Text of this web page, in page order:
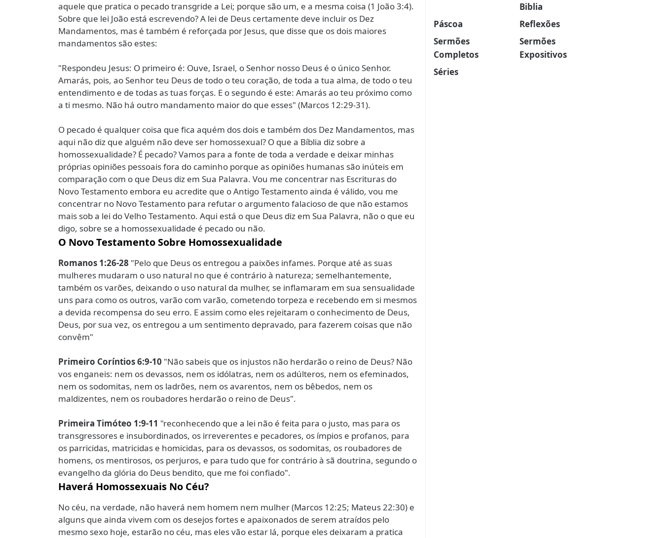
aquele que pratica o pecado transgride a Lei; porque são um, e a mesma coisa (1 João 3:4).
Sobre que lei João está escrevendo? A lei de Deus certamente deve incluir os Dez
Mandamentos, mas é também é reforçada por Jesus, que disse que os dois maiores
mandamentos são estes:
"Respondeu Jesus: O primeiro é: Ouve, Israel, o Senhor nosso Deus é o único Senhor.
Amarás, pois, ao Senhor teu Deus de todo o teu coração, de toda a tua alma, de todo o teu
entendimento e de todas as tuas forças. E o segundo é este: Amarás ao teu próximo como
a ti mesmo. Não há outro mandamento maior do que esses" (Marcos 12:29-31).
O pecado é qualquer coisa que fica aquém dos dois e também dos Dez Mandamentos, mas
aqui não diz que alguém não deve ser homossexual? O que a Bíblia diz sobre a
homossexualidade? É pecado? Vamos para a fonte de toda a verdade e deixar minhas
próprias opiniões pessoais fora do caminho porque as opiniões humanas são inúteis em
comparação com o que Deus diz em Sua Palavra. Vou me concentrar nas Escrituras do
Novo Testamento embora eu acredite que o Antigo Testamento ainda é válido, vou me
concentrar no Novo Testamento para refutar o argumento falacioso de que não estamos
mais sob a lei do Velho Testamento. Aqui está o que Deus diz em Sua Palavra, não o que eu
digo, sobre se a homossexualidade é pecado ou não.
O Novo Testamento Sobre Homossexualidade
Romanos 1:26-28 "Pelo que Deus os entregou a paixões infames. Porque até as suas
mulheres mudaram o uso natural no que é contrário à natureza; semelhantemente,
também os varões, deixando o uso natural da mulher, se inflamaram em sua sensualidade
uns para como os outros, varão com varão, cometendo torpeza e recebendo em si mesmos
a devida recompensa do seu erro. E assim como eles rejeitaram o conhecimento de Deus,
Deus, por sua vez, os entregou a um sentimento depravado, para fazerem coisas que não
convêm"
Primeiro Coríntios 6:9-10 "Não sabeis que os injustos não herdarão o reino de Deus? Não
vos enganeis: nem os devassos, nem os idólatras, nem os adúlteros, nem os efeminados,
nem os sodomitas, nem os ladrões, nem os avarentos, nem os bêbedos, nem os
maldizentes, nem os roubadores herdarão o reino de Deus".
Primeira Timóteo 1:9-11 "reconhecendo que a lei não é feita para o justo, mas para os
transgressores e insubordinados, os irreverentes e pecadores, os ímpios e profanos, para
os parricidas, matricidas e homicidas, para os devassos, os sodomitas, os roubadores de
homens, os mentirosos, os perjuros, e para tudo que for contrário à sã doutrina, segundo o
evangelho da glória do Deus bendito, que me foi confiado".
Haverá Homossexuais No Céu?
No céu, na verdade, não haverá nem homem nem mulher (Marcos 12:25; Mateus 22:30) e
alguns que ainda vivem com os desejos fortes e apaixonados de serem atraídos pelo
mesmo sexo hoje, estarão no céu, mas eles vão estar lá, porque eles deixaram a pratica
Biblia
Páscoa
Reflexões
Sermões
Completos
Sermões
Expositivos
Séries